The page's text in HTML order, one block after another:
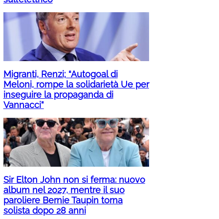
Migranti, Renzi; “Autogoal di
Meloni, rompe la solidarietà Ue per
inseguire la propaganda di
Vannacci”
Sir Elton John non si ferma: nuovo
album nel 2027, mentre il suo
paroliere Bernie Taupin torna
solista dopo 28 anni